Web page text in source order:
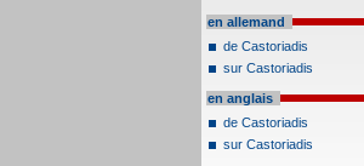
en allemand
de Castoriadis
sur Castoriadis
en anglais
de Castoriadis
sur Castoriadis